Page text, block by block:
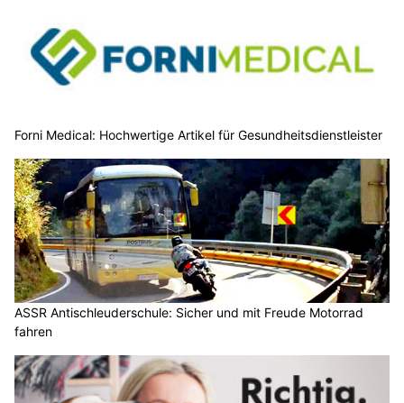
Forni Medical: Hochwertige Artikel für Gesundheitsdienstleister
ASSR Antischleuderschule: Sicher und mit Freude Motorrad
fahren